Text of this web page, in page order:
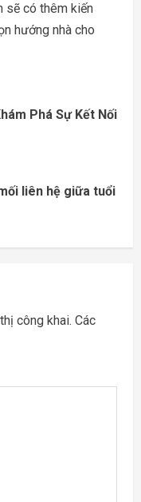
sẽ có thêm kiến
hướng nhà cho
Phá Sự Kết Nối
liên hệ giữa tuổi
công khai. Các